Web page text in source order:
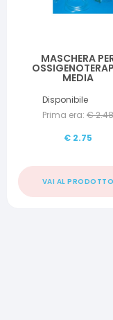
MASCHERA
MEDIA
2 TUBI
METRI
Disponibile
Prima era: €2.48
€ 2.75
VAI AL PRODOTTO